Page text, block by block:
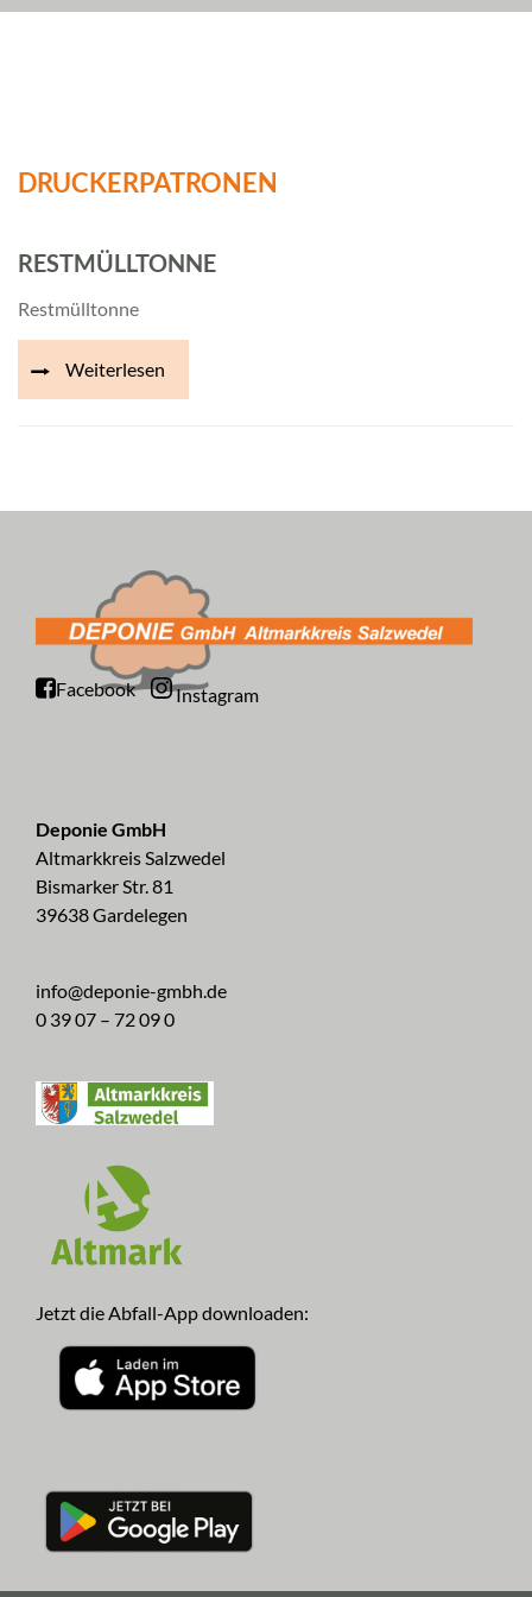
DRUCKERPATRONEN
RESTMÜLLTONNE
Restmülltonne
Weiterlesen
Facebook Instagram
Deponie GmbH
Altmarkkreis Salzwedel
Bismarker Str. 81
39638 Gardelegen
info@deponie-gmbh.de
0 39 07 – 72 09 0
Jetzt die Abfall-App downloaden: